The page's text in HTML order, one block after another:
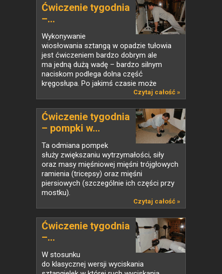
Ćwiczenie tygodnia
–...
Wykonywanie
wiosłowania sztangą w opadzie tułowia
jest ćwiczeniem bardzo dobrym ale
ma jedną dużą wadę – bardzo silnym
naciskom podlega dolna część
kręgosłupa. Po jakimś czasie może
Czytaj całość »
Ćwiczenie tygodnia
– pompki w...
Ta odmiana pompek
służy zwiększaniu wytrzymałości, siły
oraz masy mięśniowej mięśni trójgłowych
ramienia (tricepsy) oraz mięśni
piersiowych (szczególnie ich części przy
mostku).
Czytaj całość »
Ćwiczenie tygodnia
–...
W stosunku
do klasycznej wersji wyciskania